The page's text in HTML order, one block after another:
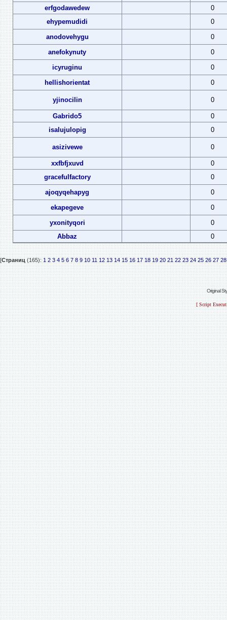
erfgodawedew
0
ehypemudidi
0
anodovehygu
0
anefokynuty
0
icyruginu
0
hellishorientat
0
yjinocilin 0
Gabrido5
0
isalujulopig
0
asizivewe 0
xxfbfjxuvd
0
gracefulfactory
0
ajoqyqehapyg
0
ekapegeve
0
yxonityqori
0
Abbaz
0
[Страниц(165):1 2 3 4 5 6 7 8 9 10 11 12 13 14 15 16 17 18 19 20 21 22 23 24 25 26 27 28
Original
[ Script